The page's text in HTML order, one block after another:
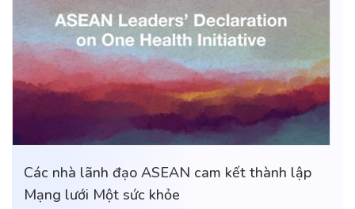
Các nhà lãnh đạo ASEAN cam kết thành lập
Mạng lưới Một sức khỏe